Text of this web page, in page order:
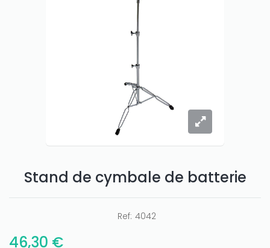
Stand de cymbale de batterie
Ref: 4042
46,30 €
Only play atJoo casinoif you really want to win a huge
amount on your credits!